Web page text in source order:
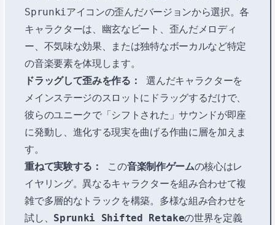
Sprunkiアイコンの歪んだバージョンから選択。各
キャラクターは、幽玄なビート、歪んだメロディ
ー、不気味な効果、または独特なボーカルなど特定
の音楽要素を体現します。
ドラッグして歪みを作る：
選んだキャラクターを
メインステージのスロットにドラッグするだけで、
彼らのユニークで「シフトされた」サウンドが即座
に発動し、進化する現実を曲げる作曲に層を加えま
す。
重ねて実験する：
この音楽制作ゲームの核心はレ
イヤリング。異なるキャラクターを組み合わせて複
雑で多層的なトラックを構築。多様な組み合わせを
試し、 Sprunki Shifted Retakeの世界を定義